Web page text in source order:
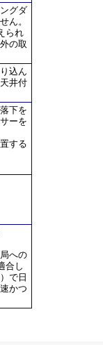
グダ
ん。
られ
の取
込ん
井付
下を
ーを
する
への
合し
で日
かつ